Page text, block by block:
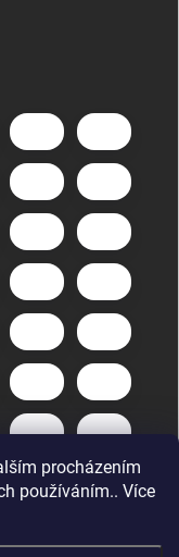
procházením
používáním.. Více